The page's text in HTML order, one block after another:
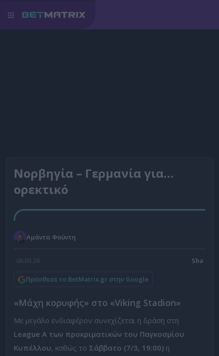
Νορβηγία – Γερμανία για…
ορεκτικό
Αμάντα Φούντη
06.03.26
Πρόσθεσε το BetMatrix.gr στην Google
«Μάχη κορυφής» στο «Viking Stadion»
Με μεγάλο ενδιαφέρον συνεχίζεται η δράση στη
League A των προκριματικών του Παγκοσμίου
Κυπέλλου, καθώς το Σάββατο (7/3, 19:00) η